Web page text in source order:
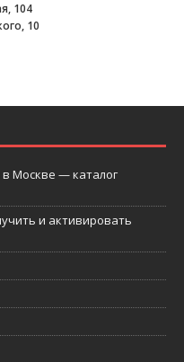
104
10
в Москве — каталог
и активировать